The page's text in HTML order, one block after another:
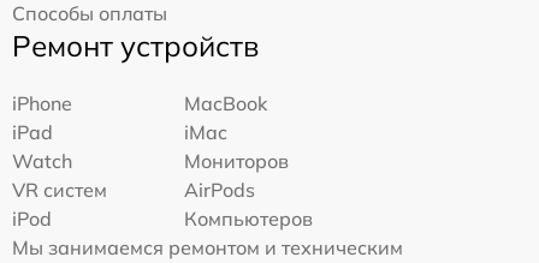
Способы оплаты
Ремонт устройств
iPhone
MacBook
iPad
iMac
Watch
Мониторов
VR систем
AirPods
iPod
Компьютеров
Мы занимаемся ремонтом и техническим